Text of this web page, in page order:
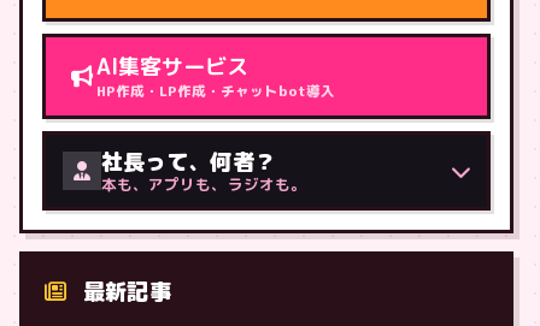
AI集客サービス
HP作成・LP作成・チャットbot導入
社長って、何者？
本も、アプリも、ラジオも。
最新記事